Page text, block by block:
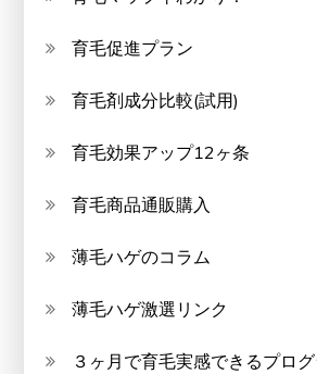
育毛促進プラン
育毛剤成分比較(試用)
育毛効果アップ12ヶ条
育毛商品通販購入
薄毛ハゲのコラム
薄毛ハゲ激選リンク
３ヶ月で育毛実感できるプロ